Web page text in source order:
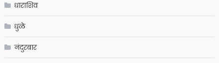
धाराशिव
धुळे
नंदुरबार